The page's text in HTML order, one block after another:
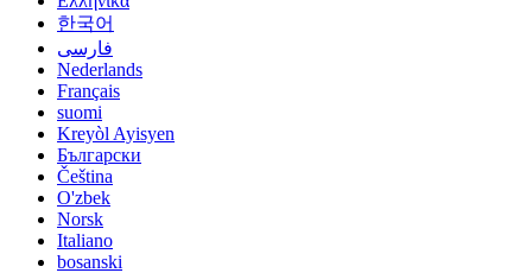
한국어
فارسی
Nederlands
Français
suomi
Kreyòl Ayisyen
Български
Čeština
O'zbek
Norsk
Italiano
bosanski